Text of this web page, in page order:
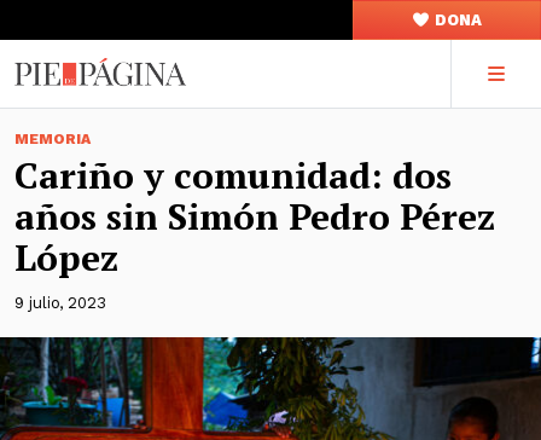
DONA
MEMORIA
Cariño y comunidad: dos
años sin Simón Pedro Pérez
López
9 julio, 2023